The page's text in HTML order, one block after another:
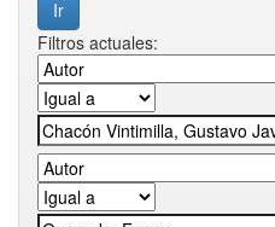
Filtros actuales: